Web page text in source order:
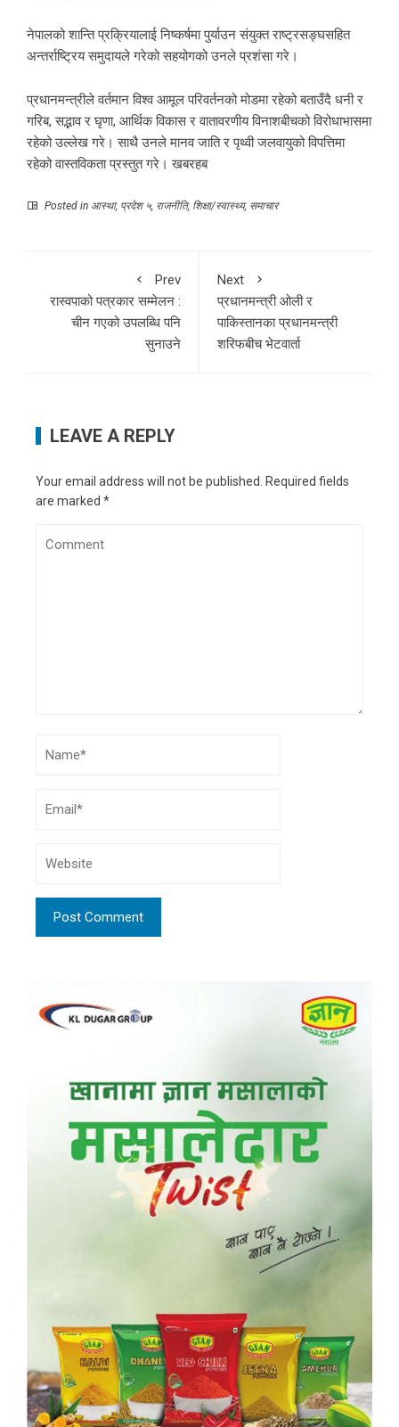
नेपालको शान्ति प्रक्रियालाई निष्कर्षमा पुर्याउन संयुक्त राष्ट्रसङ्घसहित
अन्तर्राष्ट्रिय समुदायले गरेको सहयोगको उनले प्रशंसा गरे।
प्रधानमन्त्रीले वर्तमान विश्व आमूल परिवर्तनको मोडमा रहेको बताउँदै धनी र
गरिब, सद्भाव र घृणा, आर्थिक विकास र वातावरणीय विनाशबीचको विरोधाभासमा
रहेको उल्लेख गरे। साथै उनले मानव जाति र पृथ्वी जलवायुको विपत्तिमा
रहेको वास्तविकता प्रस्तुत गरे। खबरहब
Posted in आस्था, प्रदेश ५ राजनीति, शिक्षा/स्वास्थ्य, समाचार
Prev
रास्वपाको पत्रकार सम्मेलन :
चीन गएको उपलब्धि पनि
सुनाउने
Next
प्रधानमन्त्री ओली र
पाकिस्तानका प्रधानमन्त्री
शरिफबीच भेटवार्ता
LEAVE A REPLY
Your email address will not be published.
Required fields
are marked *